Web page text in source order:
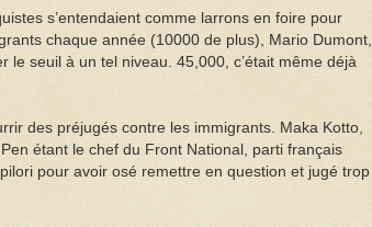
s’entendaient comme larrons en foire pour
chaque année (10000 de plus), Mario Dumont,
seuil à un tel niveau. 45,000, c’était même déjà
des préjugés contre les immigrants. Maka Kotto,
étant le chef du Front National, parti français
pour avoir osé remettre en question et jugé trop